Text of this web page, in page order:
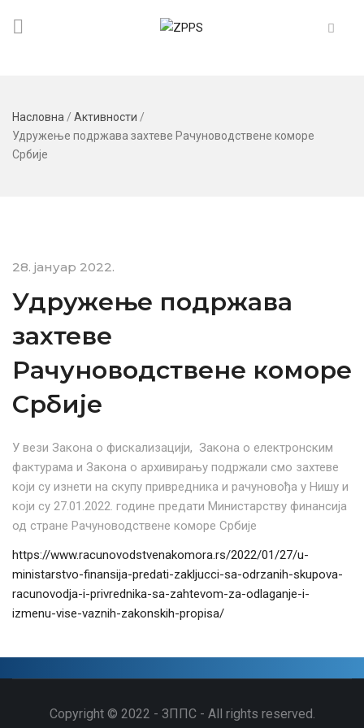
Насловна / Активности /
Удружење подржава захтеве Рачуноводствене коморе
Србије
28. јануар 2022.
Удружење подржава
захтеве
Рачуноводствене коморе
Србије
У вези Закона о фискализацији, Закона о електронским
фактурама и Закона о архивирању подржали смо захтеве
који су изнети на скупу привредника и рачуновођа у Нишу и
који су 27.01.2022. године предати Министарству финансија
од стране Рачуноводствене коморе Србије
https://www.racunovodstvenakomora.rs/2022/01/27/u-
ministarstvo-finansija-predati-zakljucci-sa-odrzanih-skupova-
racunovodja-i-privrednika-sa-zahtevom-za-odlaganje-i-
izmenu-vise-vaznih-zakonskih-propisa/
Copyright © 2022 - ЗППС - All rights reserved.